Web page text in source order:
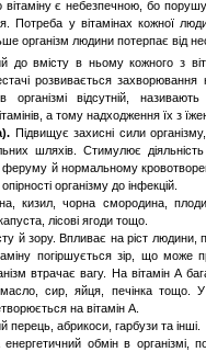
вітаміну є небезпечною, бо
Потреба у вітамінах кожної
організм людини потерпає від
до вмісту в ньомукожного з
розвивається захворювання
організмі відсутній ,називають
а тому надходження їх з
Підвищує захисні сили
шляхів. Стимулює
й нормальному
організму до інфекцій.
кизил, чорна смородина,
лісові ягоди тощо.
й зору. Впливає на ріст людини,
погіршується зір, що
втрачає вагу. На вітамін А
сир, яйця, печінка тощо.
на вітамін А.
перець, абрикоси, гарбузи та інші.
енергетичний обмін в